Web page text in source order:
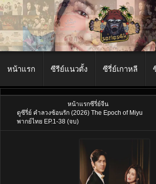
หน้าแรก ซีรีย์แนวตั้ง ซีรี่ย์เกาหลี
หน้าแรกซีรี่ย์จีน
ดูซีรี่ย์ คำลวงซ้อนรัก (2026) The Epoch of Miyu
พากย์ไทย EP.1-38 (จบ)